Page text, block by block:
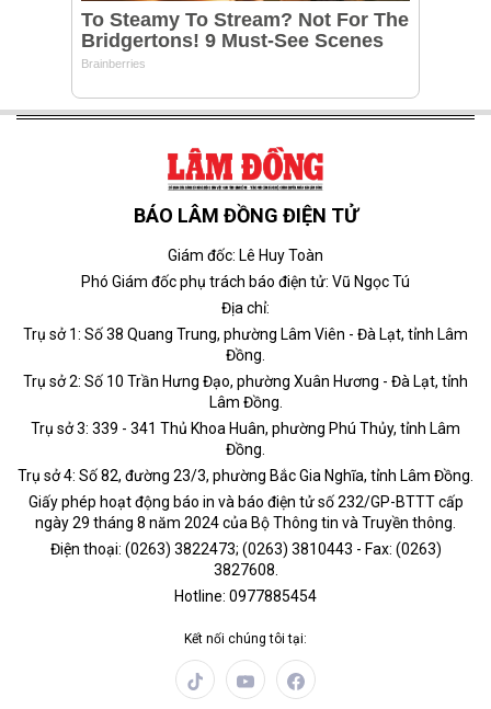
BÁO LÂM ĐỒNG ĐIỆN TỬ
Giám đốc: Lê Huy Toàn
Phó Giám đốc phụ trách báo điện tử: Vũ Ngọc Tú
Địa chỉ:
Trụ sở 1: Số 38 Quang Trung, phường Lâm Viên - Đà Lạt, tỉnh Lâm
Đồng.
Trụ sở 2: Số 10 Trần Hưng Đạo, phường Xuân Hương - Đà Lạt, tỉnh
Lâm Đồng.
Trụ sở 3: 339 - 341 Thủ Khoa Huân, phường Phú Thủy, tỉnh Lâm
Đồng.
Trụ sở 4: Số 82, đường 23/3, phường Bắc Gia Nghĩa, tỉnh Lâm Đồng.
Giấy phép hoạt động báo in và báo điện tử số 232/GP-BTTT cấp
ngày 29 tháng 8 năm 2024 của Bộ Thông tin và Truyền thông.
Điện thoại: (0263) 3822473; (0263) 3810443 - Fax: (0263)
3827608.
Hotline: 0977885454
Kết nối chúng tôi tại: